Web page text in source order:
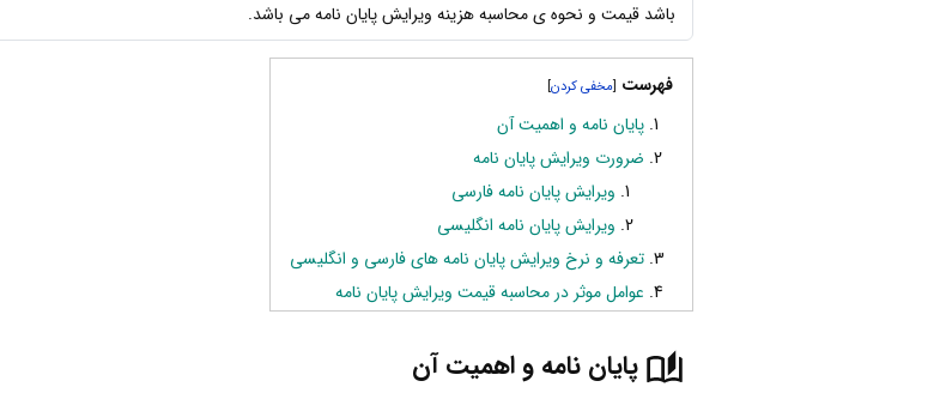
باشد قیمت و نحوه ی محاسبه هزینه ویرایش پایان نامه می باشد.
فهرست [
]
پایان نامه و اهمیت آن
ضرورت ویرایش پایان نامه
ویرایش پایان نامه فارسی
ویرایش پایان نامه انگلیسی
تعرفه و نرخ ویرایش پایان نامه های فارسی و انگلیسی
عوامل موثر در محاسبه قیمت ویرایش پایان نامه
پایان نامه و اهمیت آن